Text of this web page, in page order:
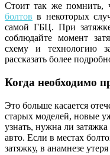
Стоит так же помнить,
болтов в некоторых
самой ГБЦ. При
соблюдайте момент
схему и технологию
рассказать более
Когда необходимо
Это больше касается
старых моделей, новые
узнать, нужна ли
авто. Если в местах
затяжку, в анамнезе